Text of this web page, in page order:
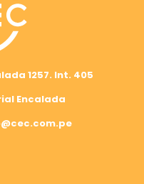
1257. Int. 405